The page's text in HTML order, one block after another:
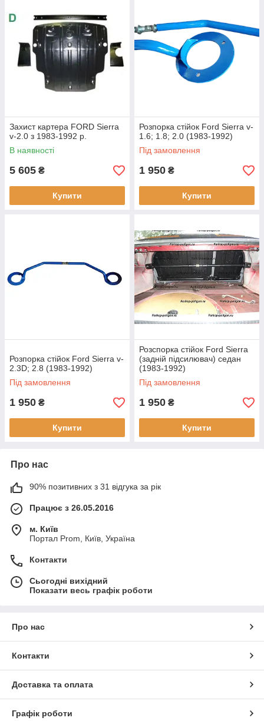
Захист картера FORD Sierra
v-2.0 з 1983-1992 р.
В наявності
5 605 ₴
Купити
Розпорка стійок Ford Sierra v-
1.6; 1.8; 2.0 (1983-1992)
Під замовлення
1 950 ₴
Купити
Розпорка стійок Ford Sierra v-
2.3D; 2.8 (1983-1992)
Під замовлення
1 950 ₴
Купити
Розспорка стійок Ford Sierra
(задній підсилювач) седан
(1983-1992)
Під замовлення
1 950 ₴
Купити
Про нас
90% позитивних з 31 відгука за рік
Працює з 26.05.2016
м. Київ
Портал Prom, Київ, Україна
Контакти
Сьогодні вихідний
Показати весь графік роботи
Про нас
Контакти
Доставка та оплата
Графік роботи